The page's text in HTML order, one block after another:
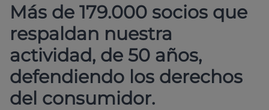
Más de 179.000 socios que
respaldan nuestra
actividad, de 50 años,
defendiendo los derechos
del consumidor.